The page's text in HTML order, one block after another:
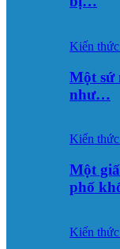
Kiến
Một sứ
như…
Kiến
Một
phố
Kiến